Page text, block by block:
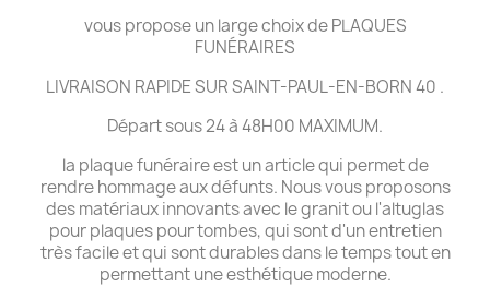
vous propose un large choix de PLAQUES
FUNÉRAIRES
LIVRAISON RAPIDE SUR SAINT-PAUL-EN-BORN 40 .
Départ sous 24 à 48H00 MAXIMUM.
la plaque funéraire est un article qui permet de
rendre hommage aux défunts. Nous vous proposons
des matériaux innovants avec le granit ou l'altuglas
pour plaques pour tombes, qui sont d'un entretien
très facile et qui sont durables dans le temps tout en
permettant une esthétique moderne.